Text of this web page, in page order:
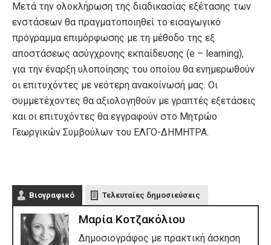
Μετά την ολοκλήρωση της διαδικασίας εξέτασης των
ενστάσεων θα πραγματοποιηθεί το εισαγωγικό
πρόγραμμα επιμόρφωσης με τη μέθοδο της εξ
αποστάσεως ασύγχρονης εκπαίδευσης (e – learning),
για την έναρξη υλοποίησης του οποίου θα ενημερωθούν
οι επιτυχόντες με νεότερη ανακοίνωσή μας. Οι
συμμετέχοντες θα αξιολογηθούν με γραπτές εξετάσεις
και οι επιτυχόντες θα εγγραφούν στο Μητρώο
Γεωργικών Συμβούλων του ΕΛΓΟ-ΔΗΜΗΤΡΑ.
Βιογραφικό Τελευταίες δημοσιεύσεις
Μαρία Κοτζακόλιου
Δημοσιογράφος με πρακτική άσκηση